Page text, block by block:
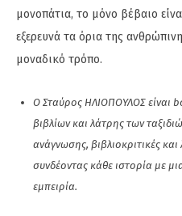
μονοπάτια, το μόνο βέβαιο
εξερευνά τα όρια της
μοναδικό τρόπο.
Ο Σταύρος ΗΛΙΟΠΟΥΛΟΣ είναι
βιβλίων και λάτρης των
ανάγνωσης, βιβλιοκριτικές
συνδέοντας κάθε ιστορία με
εμπειρία.